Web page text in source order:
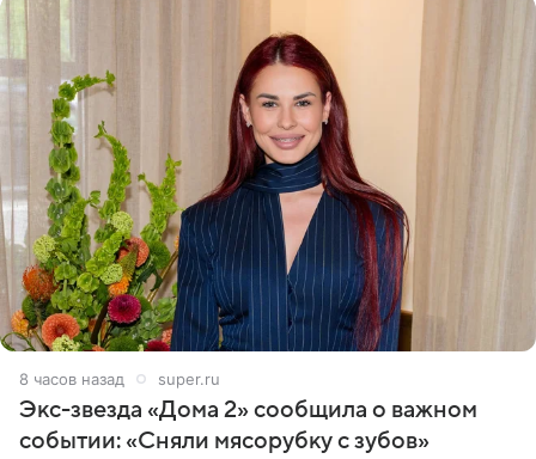
8 часов назад super.ru
Экс-звезда «Дома 2» сообщила о важном
событии: «Сняли мясорубку с зубов»